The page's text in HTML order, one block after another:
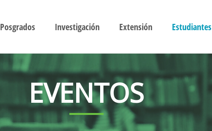
Posgrados Investigación Extensión Estudiantes
EVENTOS